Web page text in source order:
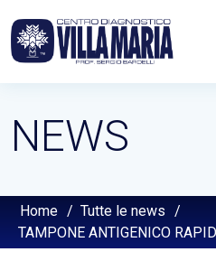
NEWS
Home / Tutte le news /
TAMPONE ANTIGENICO